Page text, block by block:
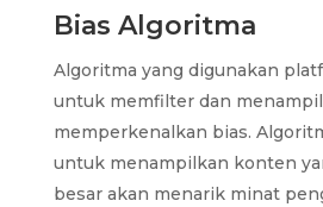
Bias Algoritma
Algoritma yang digunakan
untuk memfilter dan
memperkenalkan bias.
untuk menampilkan konten
besar akan menarik minat